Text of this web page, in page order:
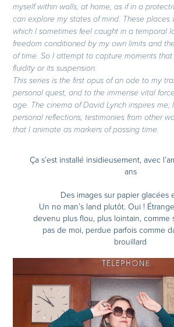
myself within walls, at home, as if in a
can explore my states of mind. These places
which I sometimes feel caught in a temporal
freedom conditioned by my own limits and
of time. So I attempt to capture moments
fluidity or its suspension.
This series is the first opus of an ode to my
personal quest, and to the immense vital
age. The cinema of David Lynch inspires me;
personal reflections, testimonies from other
that I animate as markers of passing time.
Ça s’est installé insidieusement, avec
ans
Des images sur papier glacées
Un no man’s land plutôt. Oui !
devenu plus flou, plus lointain, comme
pas de moi, perdue parfois comme
brouillard